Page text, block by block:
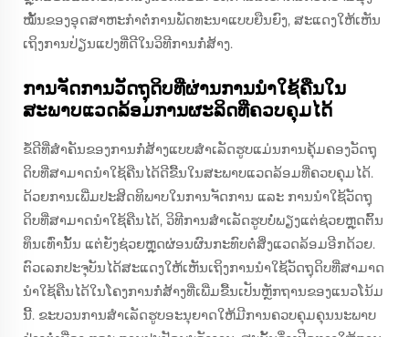
ໝັ້ນຂອງອຸດສາຫະກໍາຕໍ່ການພັດທະນາແບບຍືນຍົງ, ສະແດງໃຫ້ເຫັນ
ເຖິງການປ່ຽນແປງທີ່ດີໃນວິທີການກໍ່ສ້າງ.
ການຈັດການວັດຖຸດິບທີ່ຜ່ານການນຳໃຊ້ຄືນໃນ
ສະພາບແວດລ້ອມການຜະລິດທີ່ຄວບຄຸມໄດ້
ຂໍ້ດີທີ່ສໍາຄັນຂອງການກໍ່ສ້າງແບບສໍາເລັດຮູບແມ່ນການຄຸ້ມຄອງວັດຖຸ
ດິບທີ່ສາມາດນໍາໃຊ້ຄືນໄດ້ດີຂື້ນໃນສະພາບແວດລ້ອມທີ່ຄວບຄຸມໄດ້.
ດ້ວຍການເພີ່ມປະສິດທິພາບໃນການຈັດການ ແລະ ການນໍາໃຊ້ວັດຖຸ
ດິບທີ່ສາມາດນໍາໃຊ້ຄືນໄດ້, ວິທີການສໍາເລັດຮູບບໍ່ພຽງແຕ່ຊ່ວຍຫຼຸດຕົ້ນ
ທຶນເທົ່ານັ້ນ ແຕ່ຍັງຊ່ວຍຫຼຸດຜ່ອນຜົນກະທົບຕໍ່ສິ່ງແວດລ້ອມອີກດ້ວຍ.
ຕົວເລກປະຈຸບັນໄດ້ສະແດງໃຫ້ເຫັນເຖິງການນໍາໃຊ້ວັດຖຸດິບທີ່ສາມາດ
ນໍາໃຊ້ຄືນໄດ້ໃນໂຄງການກໍ່ສ້າງທີ່ເພີ່ມຂື້ນເປັນຫຼັກຖານຂອງແນວໂນ້ມ
ນີ້. ຂະບວນການສໍາເລັດຮູບອະນຸຍາດໃຫ້ມີການຄວບຄຸມຄຸນນະພາບ